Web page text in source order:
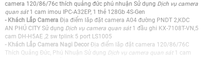
camera 120/86/76c thích quảng đức phú nhuận Sử dụng Dịch vụ camera
quan sát 1 cam imou IPC-A32EP, 1 thẻ 128Gb 4S-Gen
- Khách Lắp Camera Địa điểm lăp đặt camera A04 đường PNDT 2,KDC
AN PHÚ CITY Sử dụng Dịch vụ camera quan sát 1 đầu ghi KX-7108T-VN,5
cam DH-H5AE ,2 sw tplink 5 port LS1005
- Khách Lắp Camera Nagi Decor Địa điểm lăp đặt camera 120/86/76C
Thích Quảng Đức, Phú Nhuận Sử dụng Dịch vụ camera quan sát 1 cam